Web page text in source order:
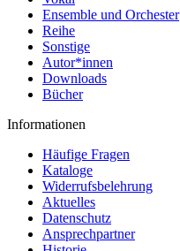
Ensemble und Orchester
Reihe
Sonstige
Autor*innen
Downloads
Bücher
Informationen
Häufige Fragen
Kataloge
Widerrufsbelehrung
Aktuelles
Datenschutz
Ansprechpartner